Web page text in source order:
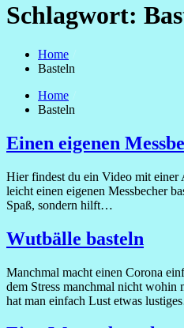
Schlagwort:
Home
Basteln
Home
Basteln
Einen eigenen
Hier findest du ein Video mit einer
leicht einen eigenen Messbecher
Spaß, sondern hilft…
Wutbälle basteln
Manchmal macht einen Corona
dem Stress manchmal nicht
hat man einfach Lust etwas